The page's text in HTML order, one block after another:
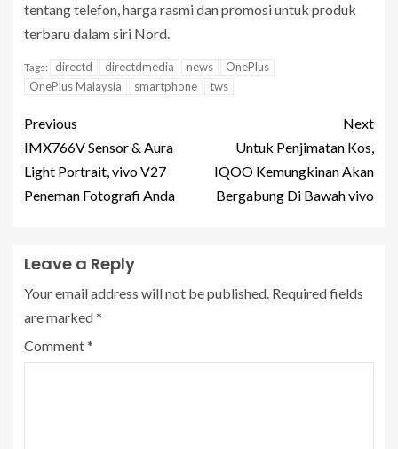
tentang telefon, harga rasmi dan promosi untuk produk
terbaru dalam siri Nord.
Tags: directd directdmedia news
OnePlus
OnePlus Malaysia
smartphone tws
Previous
IMX766V Sensor & Aura
Light Portrait, vivo V27
Peneman Fotografi Anda
Next
Untuk Penjimatan Kos,
IQOO Kemungkinan Akan
Bergabung Di Bawah vivo
Leave a Reply
Your email address will not be published. Required fields
are marked*
Comment*